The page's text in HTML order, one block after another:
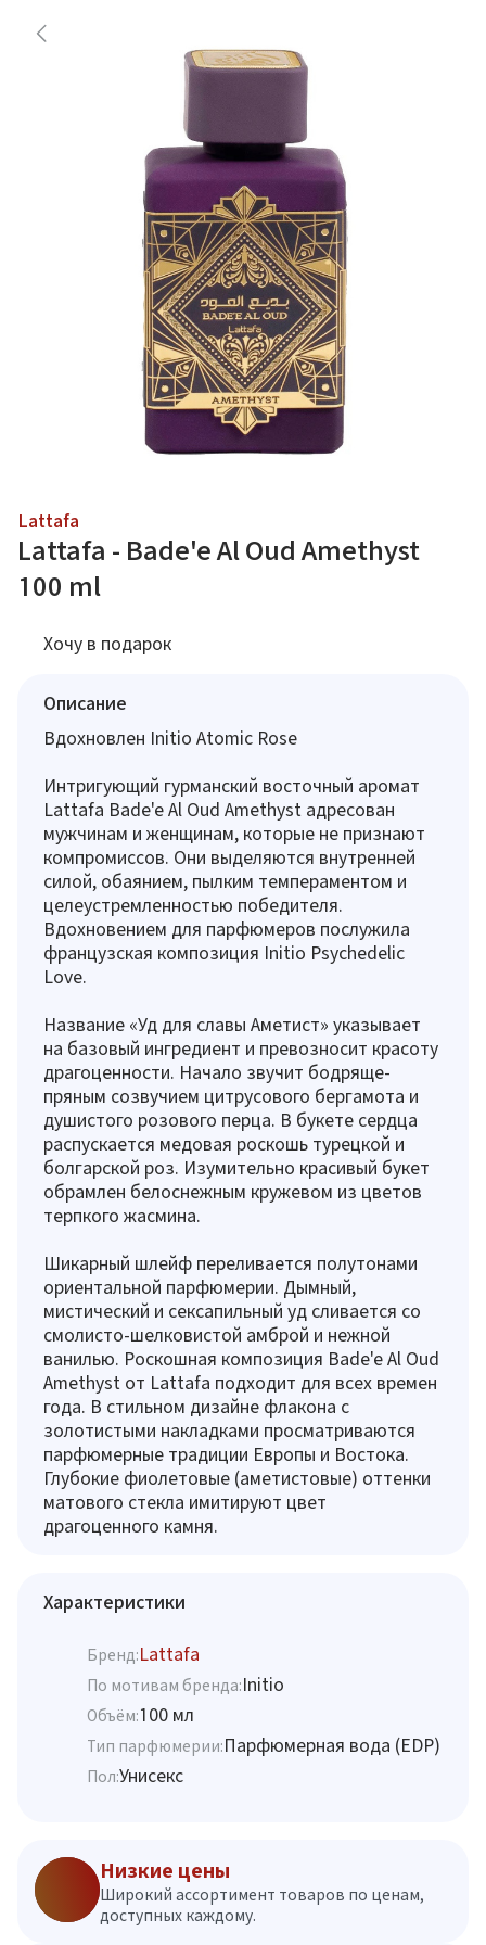
Lattafa
Lattafa - Bade'e Al Oud Amethyst
100 ml
Хочу в подарок
Описание
Вдохновлен Initio Atomic Rose
Интригующий гурманский восточный аромат
Lattafa Bade'e Al Oud Amethyst адресован
мужчинам и женщинам, которые не признают
компромиссов. Они выделяются внутренней
силой, обаянием, пылким темпераментом и
целеустремленностью победителя.
Вдохновением для парфюмеров послужила
французская композиция Initio Psychedelic
Love.
Название «Уд для славы Аметист» указывает
на базовый ингредиент и превозносит красоту
драгоценности. Начало звучит бодряще-
пряным созвучием цитрусового бергамота и
душистого розового перца. В букете сердца
распускается медовая роскошь турецкой и
болгарской роз. Изумительно красивый букет
обрамлен белоснежным кружевом из цветов
терпкого жасмина.
Шикарный шлейф переливается полутонами
ориентальной парфюмерии. Дымный,
мистический и сексапильный уд сливается со
смолисто-шелковистой амброй и нежной
ванилью. Роскошная композиция Bade'e Al Oud
Amethyst от Lattafa подходит для всех времен
года. В стильном дизайне флакона с
золотистыми накладками просматриваются
парфюмерные традиции Европы и Востока.
Глубокие фиолетовые (аметистовые) оттенки
матового стекла имитируют цвет
драгоценного камня.
Характеристики
Бренд:Lattafa
По мотивам бренда:Initio
Объём:100 мл
Тип парфюмерии:Парфюмерная вода (EDP)
Пол:Унисекс
Низкие цены
Широкий ассортимент товаров по ценам,
доступных каждому.